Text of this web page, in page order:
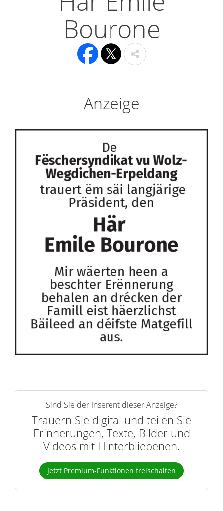
Bourone
Anzeige
Sind Sie der Inserent dieser Anzeige?
Trauern Sie digital und teilen Sie
Erinnerungen, Texte, Bilder und
Videos mit Hinterbliebenen.
Jetzt Premium-Funktionen freischalten